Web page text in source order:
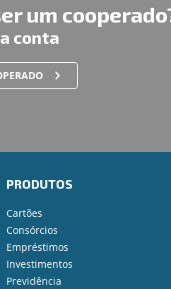
um
conta
PRODUTOS
Cartões
Consórcios
Empréstimos
Investimentos
Previdência